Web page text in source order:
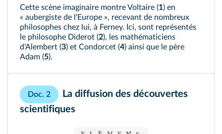
Cette scène imaginaire montre Voltaire (1) en
« aubergiste de l'Europe », recevant de nombreux
philosophes chez lui, à Ferney. Ici, sont représentés
le philosophe Diderot (2), les mathématiciens
d'Alembert (3) et Condorcet (4) ainsi que le père
Adam (5).
Doc. 2
La diffusion des découvertes
scientifiques